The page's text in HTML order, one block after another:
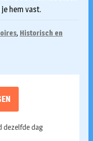
hem vast.
, Historisch en
dezelfde dag